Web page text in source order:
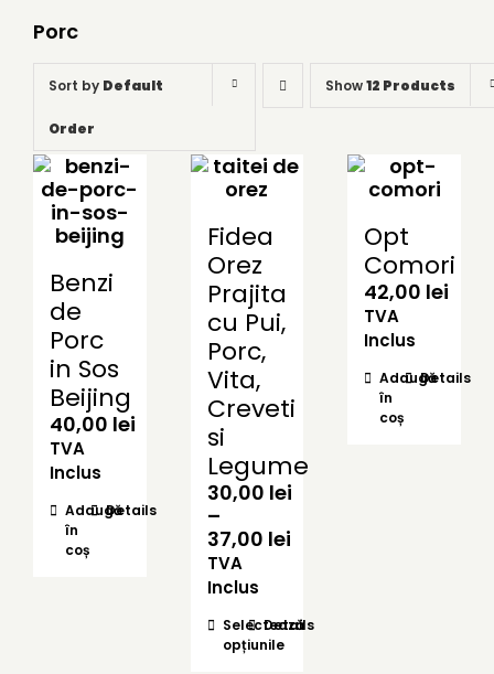
Porc
Sort by Default
Order
Show12 Products
Benzi
de
Porc
in Sos
Beijing
40,00 lei
TVA
Inclus
Adaugă
în
coș
Details
Fidea
Orez
Prajita
cu Pui,
Porc,
Vita,
Creveti
si
Legume
30,00 lei
–
37,00 leiInterval
până
TVA
Inclus
Selectează
opțiunile
Acest
produs
Details
Opt
Comori
42,00 lei
TVA
Inclus
Adaugă
în
coș
Details